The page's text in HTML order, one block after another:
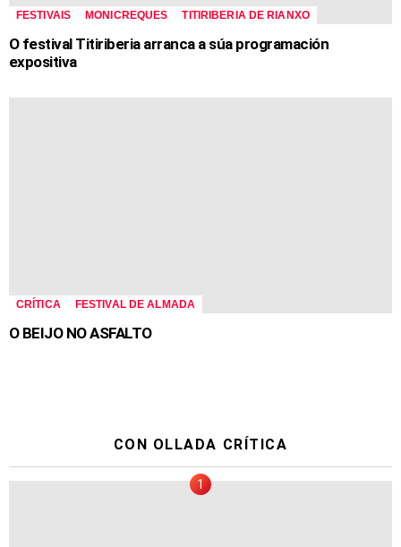
FESTIVAIS MONICREQUES TITIRIBERIA DE RIANXO
O festival Titiriberia arranca a súa programación
expositiva
CRÍTICA FESTIVAL DE ALMADA
O BEIJO NO ASFALTO
CON OLLADA CRÍTICA